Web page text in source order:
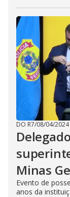
DO R7/08/04/2024
Minas
Evento de
anos da